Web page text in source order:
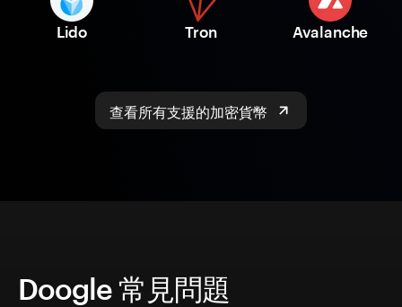
Lido Tron Avalanche
查看所有支援的加密貨幣
Doogle 常見問題